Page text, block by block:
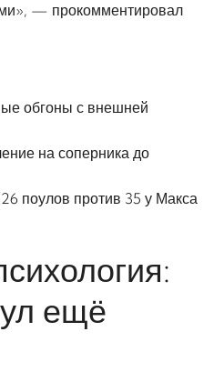
— прокомментировал
обгоны с внешней
на соперника до
поулов против 35 у Макса
ещё